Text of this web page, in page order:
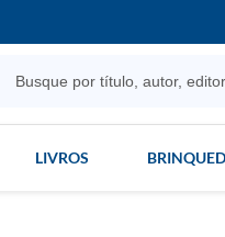
LIVROS